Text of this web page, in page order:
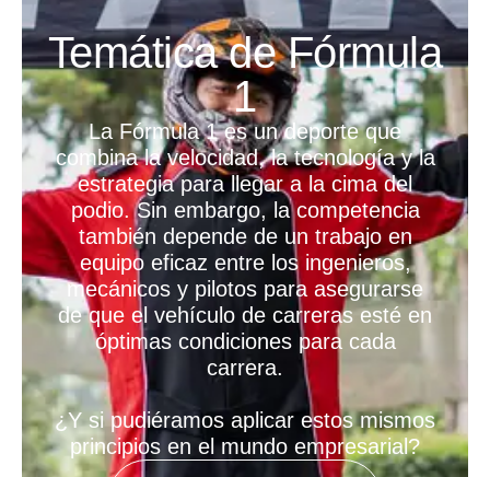
Temática de Fórmula
1
La Fórmula 1 es un deporte que
combina la velocidad, la tecnología y la
estrategia para llegar a la cima del
podio. Sin embargo, la competencia
también depende de un trabajo en
equipo eficaz entre los ingenieros,
mecánicos y pilotos para asegurarse
de que el vehículo de carreras esté en
óptimas condiciones para cada
carrera.
¿Y si pudiéramos aplicar estos mismos
principios en el mundo empresarial?